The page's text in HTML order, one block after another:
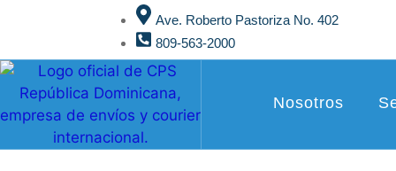
Ave. Roberto Pastoriza No. 402
809-563-2000
Nosotros